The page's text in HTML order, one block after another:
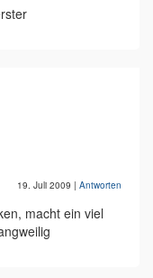
19. Juli 2009 | Antworten
macht ein viel